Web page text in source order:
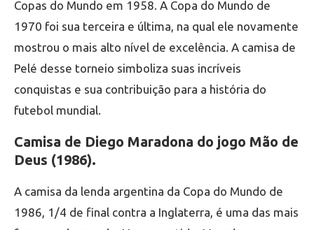
Copas do Mundo em 1958. A Copa do Mundo de
1970 foi sua terceira e última, na qual ele novamente
mostrou o mais alto nível de excelência. A camisa de
Pelé desse torneio simboliza suas incríveis
conquistas e sua contribuição para a história do
futebol mundial.
Camisa de Diego Maradona do jogo Mão de
Deus (1986).
A camisa da lenda argentina da Copa do Mundo de
1986, 1/4 de final contra a Inglaterra, é uma das mais